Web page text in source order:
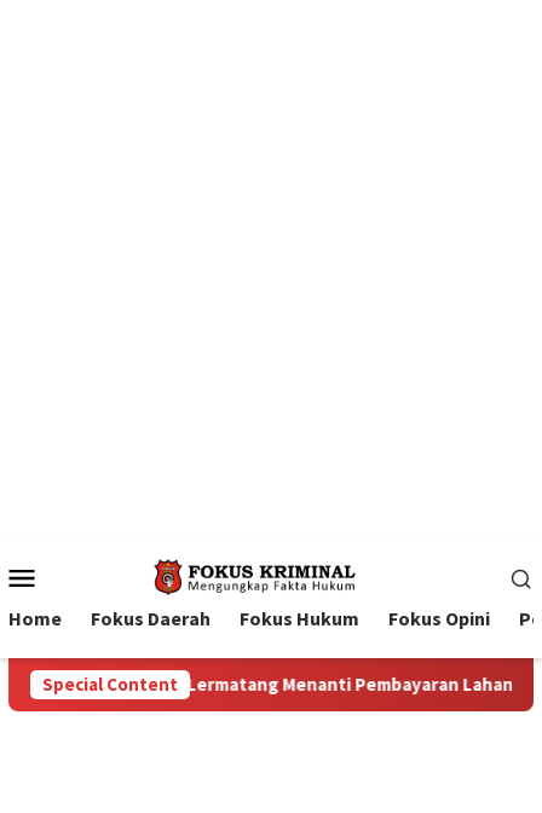
Menu
Home Fokus Daerah Fokus Hukum Fokus Opini
Special Content
Antara Dugaan Konspirasi dan Bayang-Bayang “Makelar